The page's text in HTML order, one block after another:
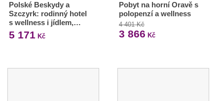
Polské Beskydy a
Szczyrk: rodinný hotel
s wellness i jídlem,…
5 171 Kč
Pobyt na horní Oravě s
polopenzí a wellness
4 401 Kč
3 866 Kč